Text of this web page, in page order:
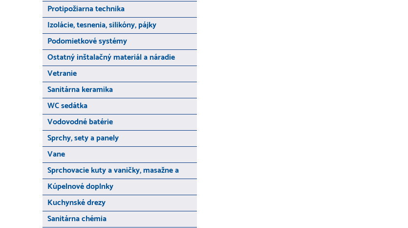
Protipožiarna technika
Izolácie, tesnenia, silikóny, pájky
Podomietkové systémy
Ostatný inštalačný materiál a náradie
Vetranie
Sanitárna keramika
WC sedátka
Vodovodné batérie
Sprchy, sety a panely
Vane
Sprchovacie kuty a vaničky, masažne a
Kúpelnové doplnky
Kuchynské drezy
Sanitárna chémia